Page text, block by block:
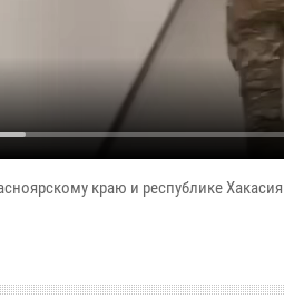
краю и республике